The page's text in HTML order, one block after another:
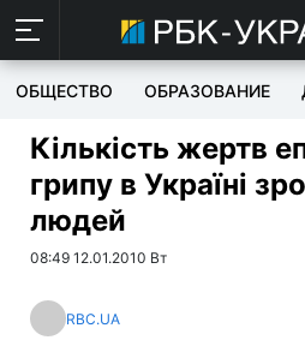
ОБЩЕСТВО ОБРАЗОВАНИЕ
Кількість жертв
грипу в Україні
людей
08:49 12.01.2010 Вт
RBC.UA